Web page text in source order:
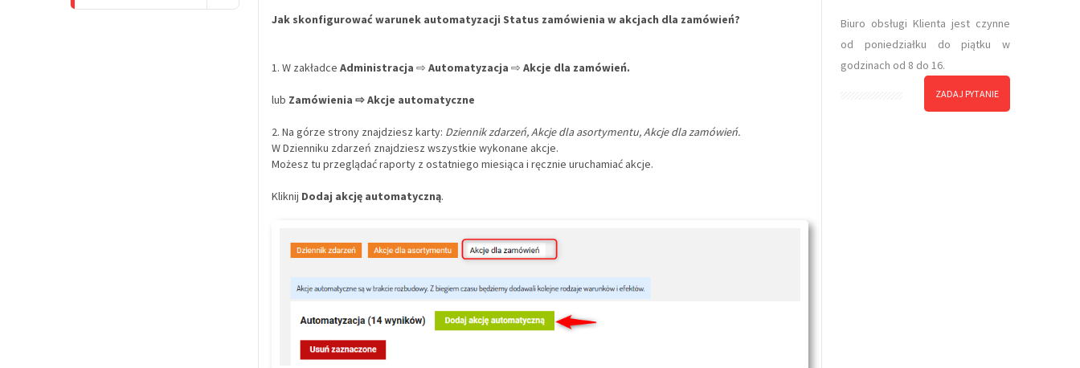
Jak skonfigurować warunek automatyzacji Status zamówienia w akcjach dla zamówień?
1. W zakładce Administracja ⇨ Automatyzacja ⇨ Akcje dla zamówień.
lub Zamówienia ⇨ Akcje automatyczne
2. Na górze strony znajdziesz karty: Dziennik zdarzeń, Akcje dla asortymentu, Akcje dla zamówień.
W Dzienniku zdarzeń znajdziesz wszystkie wykonane akcje.
Możesz tu przeglądać raporty z ostatniego miesiąca i ręcznie uruchamiać akcje.
Kliknij Dodaj akcję automatyczną.
Biuro obsługi Klienta jest czynne
od poniedziałku do piątku w
godzinach od 8 do 16.
ZADAJ PYTANIE